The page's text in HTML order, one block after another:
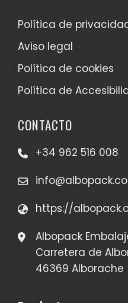
Política de
Aviso legal
Política de cookies
Política de
CONTACTO
+34 962 516 008
https://
Albopack
Carretera de
46369